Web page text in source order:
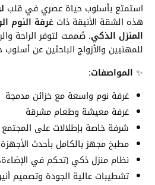
استمتع بأسلوب حياة عصري في قلب
هذه الشقة الأنيقة ذات غرفة النوم
المنزل الذكي. صُممت لتوفر الراحة
للمهنيين والأزواج الباحثين عن
✨ المواصفات:
غرفة نوم واسعة مع خزائن مدمجة
غرفة معيشة وطعام مشرقة
شرفة خاصة بإطلالات على
مطبخ مجهز بالكامل بأحدث الأجهزة
نظام منزل ذكي (تحكم في الإضاءة،
تشطيبات عالية الجودة وتصميم